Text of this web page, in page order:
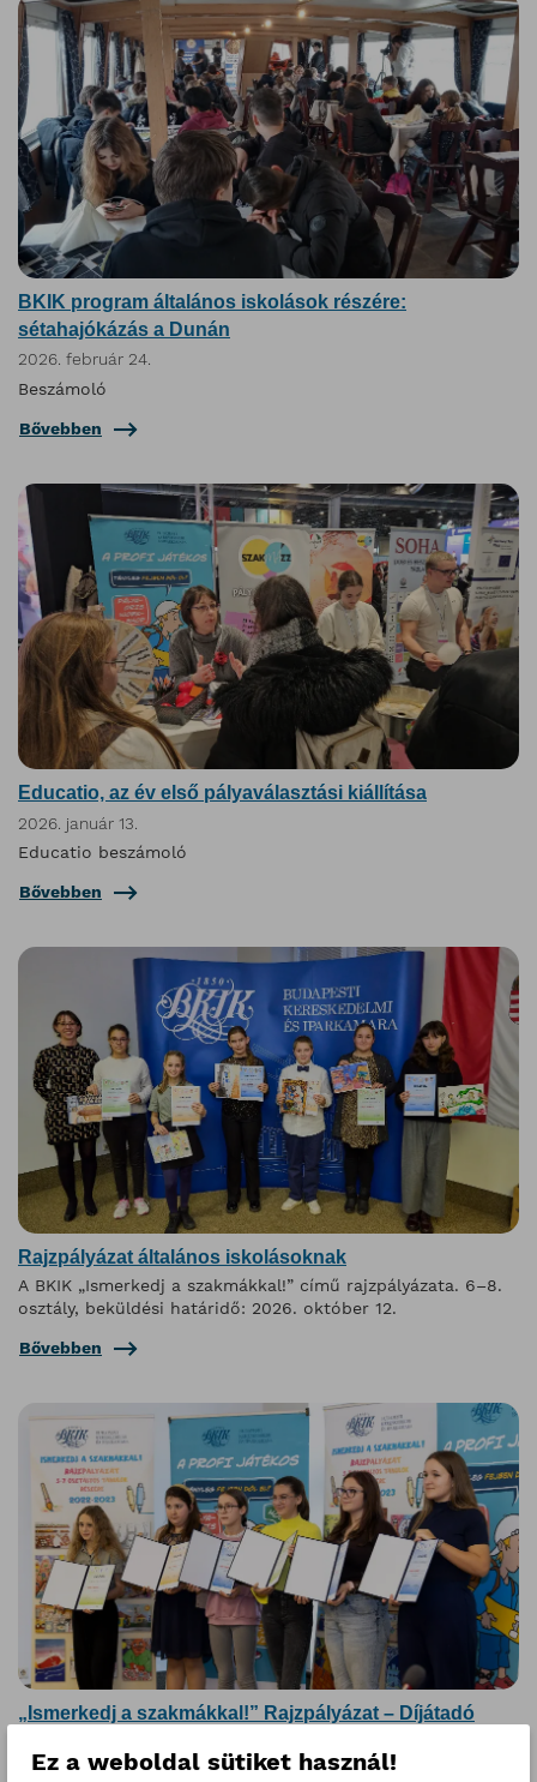
BKIK program általános iskolások részére:
sétahajókázás a Dunán
2026. február 24.
Beszámoló
Bővebben
Educatio, az év első pályaválasztási kiállítása
2026. január 13.
Educatio beszámoló
Bővebben
Rajzpályázat általános iskolásoknak
A BKIK „Ismerkedj a szakmákkal!” című rajzpályázata. 6–8.
osztály, beküldési határidő: 2026. október 12.
Bővebben
„Ismerkedj a szakmákkal!” Rajzpályázat – Díjátadó
2025. december 2.
Ez a weboldal sütiket használ!